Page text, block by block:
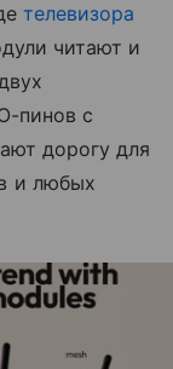
телевизора
читают и
пинов с
дорогу для
и любых